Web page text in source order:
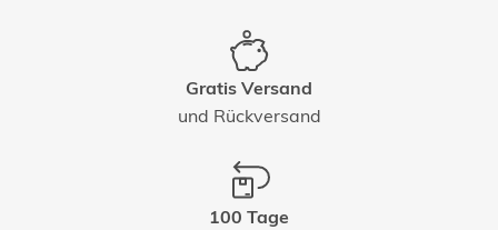
Gratis Versand
und Rückversand
100 Tage